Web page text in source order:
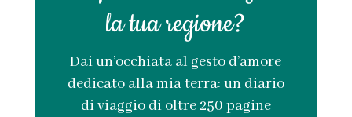
la tua regione?
Dai un’occhiata al gesto d’amore
dedicato alla mia terra: un diario
di viaggio di oltre 250 pagine